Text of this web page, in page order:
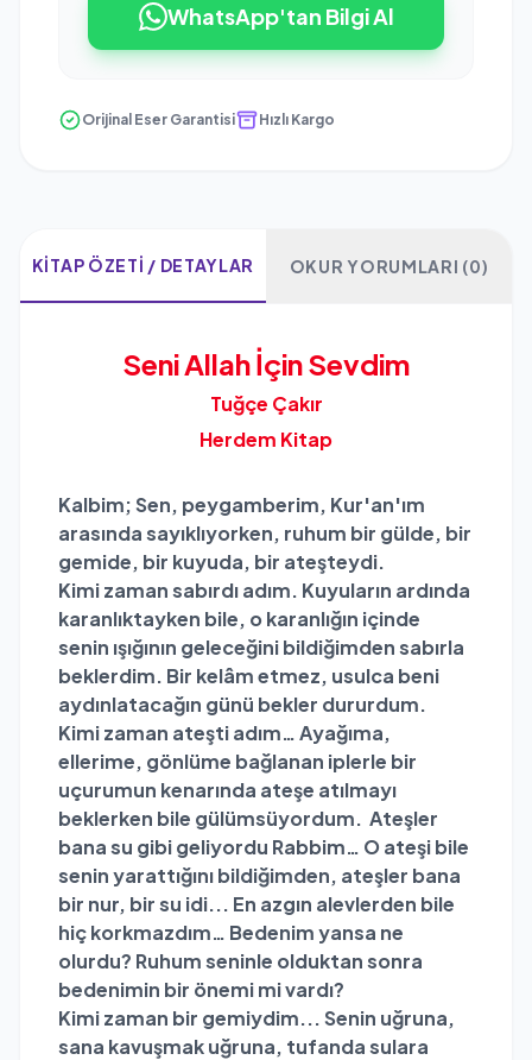
WhatsApp'tan Bilgi Al
Orijinal Eser Garantisi Hızlı Kargo
KITAP ÖZETI / DETAYLAR OKUR YORUMLARI (0)
Seni Allah İçin Sevdim
Tuğçe Çakır
Herdem Kitap
Kalbim; Sen, peygamberim, Kur'an'ım
arasında sayıklıyorken, ruhum bir gülde, bir
gemide, bir kuyuda, bir ateşteydi.
Kimi zaman sabırdı adım. Kuyuların ardında
karanlıktayken bile, o karanlığın içinde
senin ışığının geleceğini bildiğimden sabırla
beklerdim. Bir kelâm etmez, usulca beni
aydınlatacağın günü bekler dururdum.
Kimi zaman ateşti adım… Ayağıma,
ellerime, gönlüme bağlanan iplerle bir
uçurumun kenarında ateşe atılmayı
beklerken bile gülümsüyordum. Ateşler
bana su gibi geliyordu Rabbim… O ateşi bile
senin yarattığını bildiğimden, ateşler bana
bir nur, bir su idi... En azgın alevlerden bile
hiç korkmazdım… Bedenim yansa ne
olurdu? Ruhum seninle olduktan sonra
bedenimin bir önemi mi vardı?
Kimi zaman bir gemiydim... Senin uğruna,
sana kavuşmak uğruna, tufanda sulara